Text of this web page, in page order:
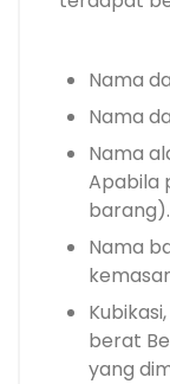
Nama
Nama
Nama
Apabila
barang).
Nama
berat
yang